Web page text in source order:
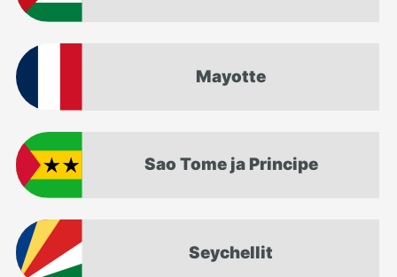
Mayotte
Sao Tome ja Principe
Seychellit